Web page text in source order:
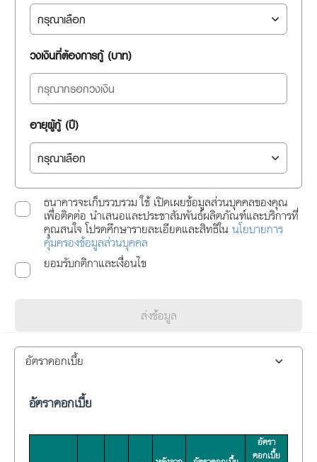
วงเงินที่ต้องการกู้ (บาท)
อายุผู้กู้ (ปี)
ธนาคารจะเก็บรวบรวม ใช้ เปิดเผยข้อมูลส่วนบุคคลของคุณ
เพื่อติดต่อ นำเสนอและประชาสัมพันธ์ผลิตภัณฑ์และบริการที่
คุณสนใจ โปรดศึกษารายละเอียดและสิทธิใน นโยบายการ
คุ้มครองข้อมูลส่วนบุคคล
ยอมรับกติกาและเงื่อนไข
ส่งข้อมูล
อัตราดอกเบี้ย
อัตราดอกเบี้ย
อัตรา
ดอกเบี้ย